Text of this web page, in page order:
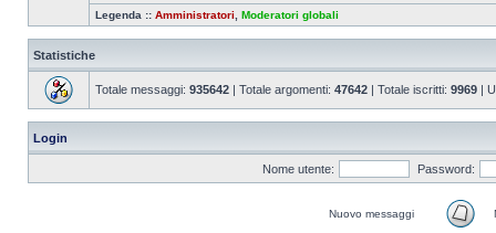
Legenda :: Amministratori Moderatori globali
Statistiche
Totale messaggi: 935642 | Totale argomenti: 47642 | Totale iscritti: 9969 |
Login
Nome utente: Password:
Nuovo messaggi